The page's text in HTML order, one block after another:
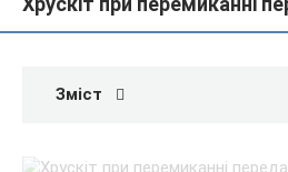
Зміст